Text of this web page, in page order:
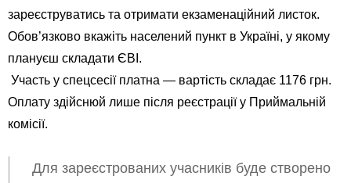
зареєструватись та отримати екзаменаційний листок.
Обов’язково вкажіть населений пункт в Україні, у якому
плануєш складати ЄВІ.
Участь у спецсесії платна — вартість складає 1176 грн.
Оплату здійснюй лише після реєстрації у Приймальній
комісії.
Для зареєстрованих учасників буде створено